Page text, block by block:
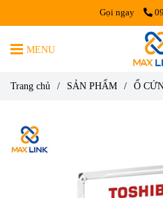
Gọi ngay
MENU
Trang chủ / SẢN PHẨM / Ổ